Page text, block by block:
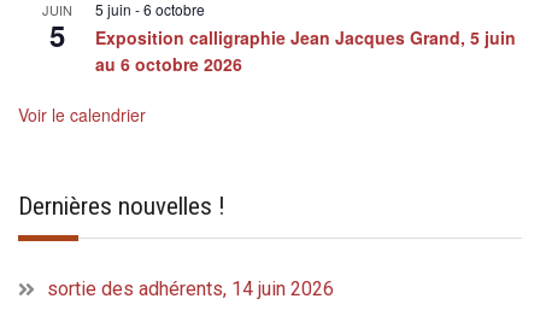
JUIN
5
5 juin -6 octobre
Exposition calligraphie Jean Jacques Grand, 5 juin
au 6 octobre 2026
Voir le calendrier
Dernières nouvelles !
sortie des adhérents, 14 juin 2026